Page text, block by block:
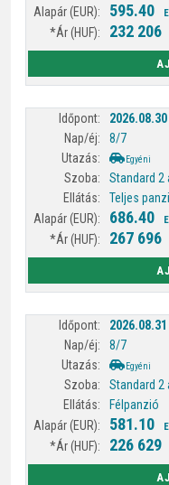
595.40
232 206
2026.08.30
8/7
Egyéni
Standard 2
Teljes
686.40
267 696
2026.08.31
8/7
Egyéni
Standard 2
Félpanzió
581.10
226 629